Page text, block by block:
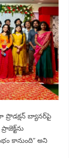
బ్యానర్‌పై
కానుంది” అని